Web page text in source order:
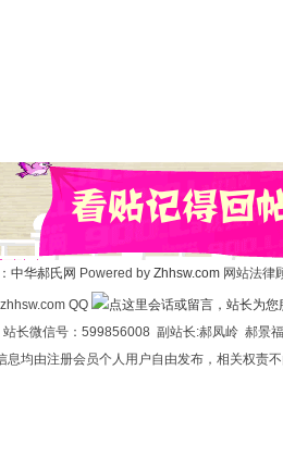
中华郝氏网 Powered by Zhhsw.com 网站法律
QQ
站长微信号：599856008 副站长:郝凤岭 郝景
息均由注册会员个人用户自由发布，相关权责